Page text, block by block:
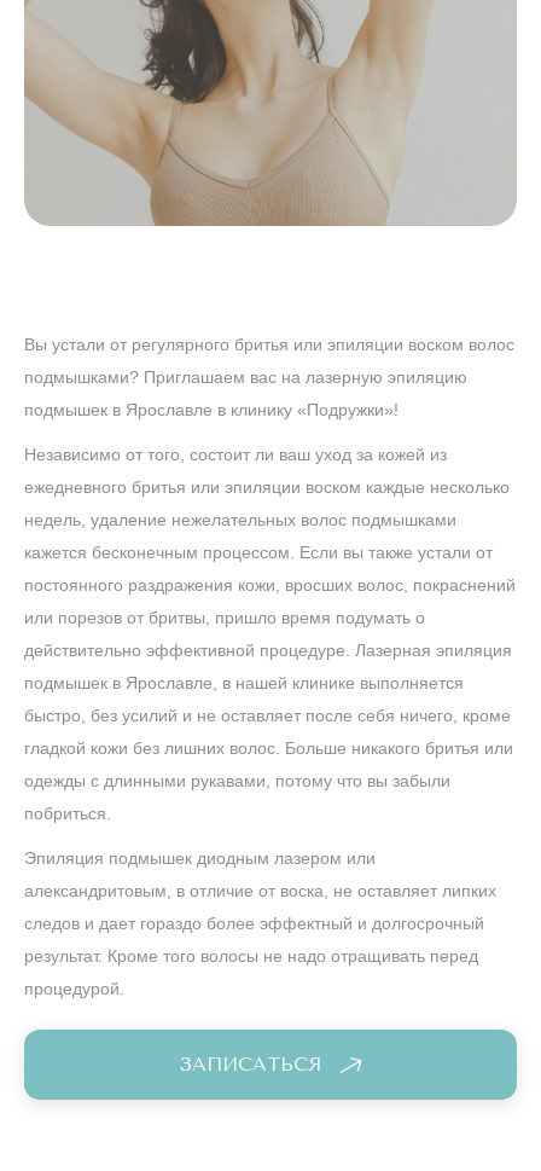
АКЦИЯ! ЛАЗЕРНАЯ
Вы устали от регулярного бритья или эпиляции воском волос
подмышками? Приглашаем вас на лазерную эпиляцию
подмышек в Ярославле в клинику «Подружки»!
Независимо от того, состоит ли ваш уход за кожей из
ежедневного бритья или эпиляции воском каждые несколько
недель, удаление нежелательных волос подмышками
кажется бесконечным процессом. Если вы также устали от
постоянного раздражения кожи, вросших волос, покраснений
или порезов от бритвы, пришло время подумать о
действительно эффективной процедуре. Лазерная эпиляция
подмышек в Ярославле, в нашей клинике выполняется
быстро, без усилий и не оставляет после себя ничего, кроме
гладкой кожи без лишних волос. Больше никакого бритья или
одежды с длинными рукавами, потому что вы забыли
побриться.
Эпиляция подмышек диодным лазером или
александритовым, в отличие от воска, не оставляет липких
следов и дает гораздо более эффектный и долгосрочный
результат. Кроме того волосы не надо отращивать перед
процедурой.
ЗАПИСАТЬСЯ